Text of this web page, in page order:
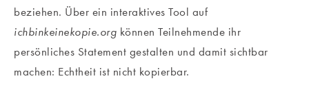
beziehen. Über ein interaktives Tool auf
ichbinkeinekopie.org können Teilnehmende ihr
persönliches Statement gestalten und damit sichtbar
machen: Echtheit ist nicht kopierbar.